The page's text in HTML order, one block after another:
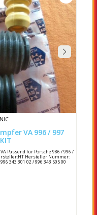
996 / 997
Passend für Porsche 986 / 996 /
Hersteller Nummer:
343 301 02 / 996 343 505 00